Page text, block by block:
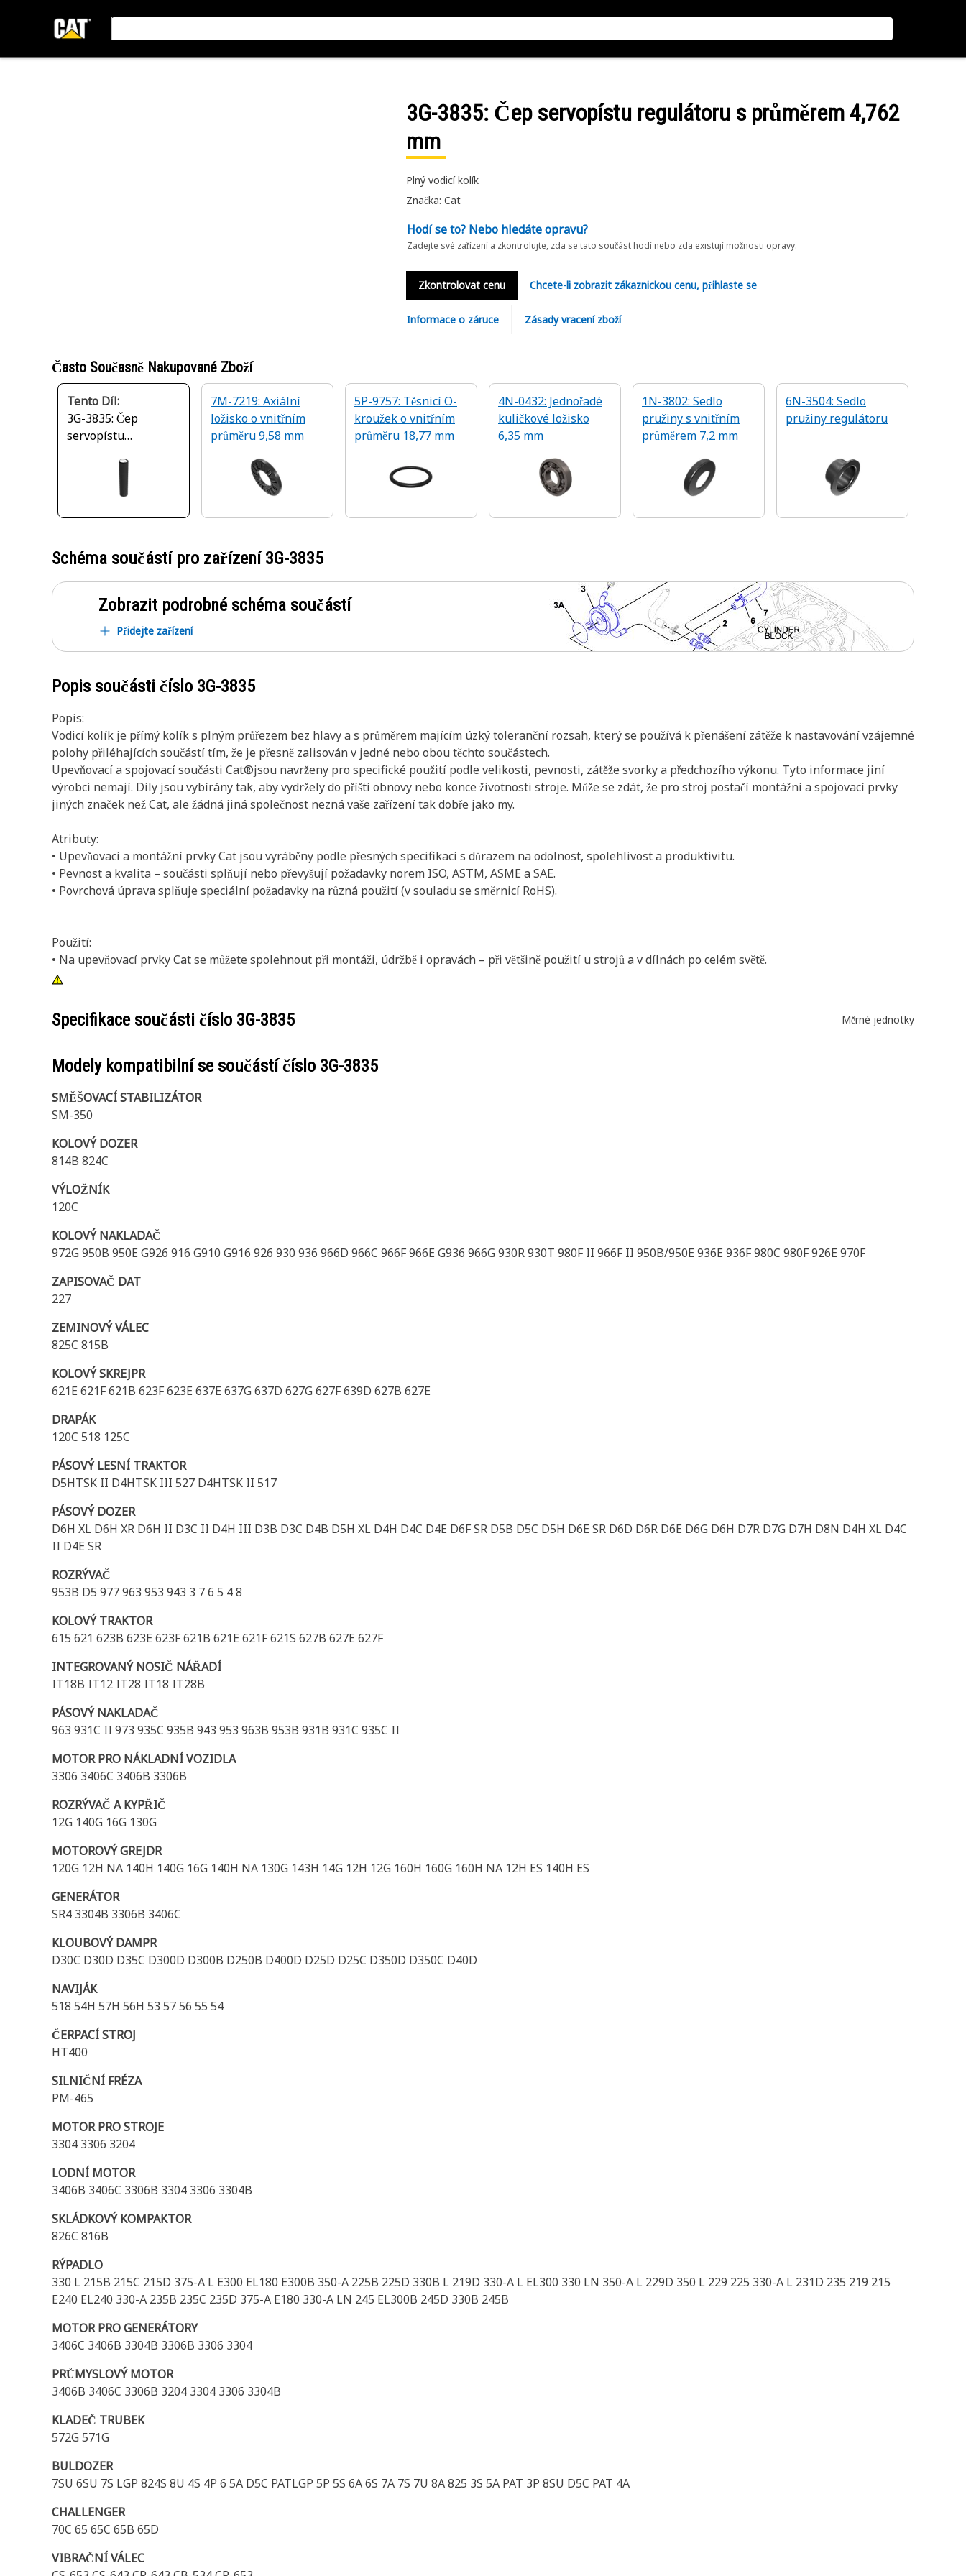
3G-3835: Čep servopístu regulátoru s průměrem 4,762
mm
Plný vodicí kolík
Značka: Cat
Hodí se to? Nebo hledáte opravu?
Zadejte své zařízení a zkontrolujte, zda se tato součást hodí nebo zda existují možnosti opravy.
Zkontrolovat cenu Chcete-li zobrazit zákaznickou cenu, přihlaste se
Informace o záruce Zásady vracení zboží
Často Současně Nakupované Zboží
Tento Díl:
3G-3835: Čep
servopístu
průměrem 4,762 mm
7M-7219: Axiální
ložisko o vnitřním
průměru 9,58 mm
5P-9757: Těsnicí O-
kroužek o vnitřním
průměru 18,77 mm
4N-0432: Jednořadé
kuličkové ložisko
6,35 mm
1N-3802: Sedlo
pružiny s vnitřním
průměrem 7,2 mm
6N-3504: Sedlo
pružiny regulátoru
Schéma součástí pro zařízení3G-3835
Zobrazit podrobné schéma součástí
Přidejte zařízení
Popis součásti číslo 3G-3835
Popis:
Vodicí kolík je přímý kolík s plným průřezem bez hlavy a s průměrem majícím úzký toleranční rozsah, který se používá k přenášení zátěže k nastavování vzájemné
polohy přiléhajících součástí tím, že je přesně zalisován v jedné nebo obou těchto součástech.
Upevňovací a spojovací součásti Cat®jsou navrženy pro specifické použití podle velikosti, pevnosti, zátěže svorky a předchozího výkonu. Tyto informace jiní
výrobci nemají. Díly jsou vybírány tak, aby vydržely do příští obnovy nebo konce životnosti stroje. Může se zdát, že pro stroj postačí montážní a spojovací prvky
jiných značek než Cat, ale žádná jiná společnost nezná vaše zařízení tak dobře jako my.
Atributy:
• Upevňovací a montážní prvky Cat jsou vyráběny podle přesných specifikací s důrazem na odolnost, spolehlivost a produktivitu.
• Pevnost a kvalita – součásti splňují nebo převyšují požadavky norem ISO, ASTM, ASME a SAE.
• Povrchová úprava splňuje speciální požadavky na různá použití (v souladu se směrnicí RoHS).
Použití:
• Na upevňovací prvky Cat se můžete spolehnout při montáži, údržbě i opravách – při většině použití u strojů a v dílnách po celém světě.
Specifikace součásti číslo 3G-3835 Měrné jednotky
Modely kompatibilní se součástí číslo 3G-3835
SMĚŠOVACÍ STABILIZÁTOR
SM-350
KOLOVÝ DOZER
814B 824C
VÝLOŽNÍK
120C
KOLOVÝ NAKLADAČ
972G 950B 950E G926 916 G910 G916 926 930 936 966D 966C 966F 966E G936 966G 930R 930T 980F II 966F II 950B/950E 936E 936F 980C 980F 926E 970F
ZAPISOVAČ DAT
227
ZEMINOVÝ VÁLEC
825C 815B
KOLOVÝ SKREJPR
621E 621F 621B 623F 623E 637E 637G 637D 627G 627F 639D 627B 627E
DRAPÁK
120C 518 125C
PÁSOVÝ LESNÍ TRAKTOR
D5HTSK II D4HTSK III 527 D4HTSK II 517
PÁSOVÝ DOZER
D6H XL D6H XR D6H II D3C II D4H III D3B D3C D4B D5H XL D4H D4C D4E D6F SR D5B D5C D5H D6E SR D6D D6R D6E D6G D6H D7R D7G D7H D8N D4H XL D4C
II D4E SR
ROZRÝVAČ
953B D5 977 963 953 943 3 7 6 5 4 8
KOLOVÝ TRAKTOR
615 621 623B 623E 623F 621B 621E 621F 621S 627B 627E 627F
INTEGROVANÝ NOSIČ NÁŘADÍ
IT18B IT12 IT28 IT18 IT28B
PÁSOVÝ NAKLADAČ
963 931C II 973 935C 935B 943 953 963B 953B 931B 931C 935C II
MOTOR PRO NÁKLADNÍ VOZIDLA
3306 3406C 3406B 3306B
ROZRÝVAČ A KYPŘIČ
12G 140G 16G 130G
MOTOROVÝ GREJDR
120G 12H NA 140H 140G 16G 140H NA 130G 143H 14G 12H 12G 160H 160G 160H NA 12H ES 140H ES
GENERÁTOR
SR4 3304B 3306B 3406C
KLOUBOVÝ DAMPR
D30C D30D D35C D300D D300B D250B D400D D25D D25C D350D D350C D40D
NAVIJÁK
518 54H 57H 56H 53 57 56 55 54
ČERPACÍ STROJ
HT400
SILNIČNÍ FRÉZA
PM-465
MOTOR PRO STROJE
3304 3306 3204
LODNÍ MOTOR
3406B 3406C 3306B 3304 3306 3304B
SKLÁDKOVÝ KOMPAKTOR
826C 816B
RÝPADLO
330 L 215B 215C 215D 375-A L E300 EL180 E300B 350-A 225B 225D 330B L 219D 330-A L EL300 330 LN 350-A L 229D 350 L 229 225 330-A L 231D 235 219 215
E240 EL240 330-A 235B 235C 235D 375-A E180 330-A LN 245 EL300B 245D 330B 245B
MOTOR PRO GENERÁTORY
3406C 3406B 3304B 3306B 3306 3304
PRŮMYSLOVÝ MOTOR
3406B 3406C 3306B 3204 3304 3306 3304B
KLADEČ TRUBEK
572G 571G
BULDOZER
7SU 6SU 7S LGP 824S 8U 4S 4P 6 5A D5C PATLGP 5P 5S 6A 6S 7A 7S 7U 8A 825 3S 5A PAT 3P 8SU D5C PAT 4A
CHALLENGER
70C 65 65C 65B 65D
VIBRAČNÍ VÁLEC